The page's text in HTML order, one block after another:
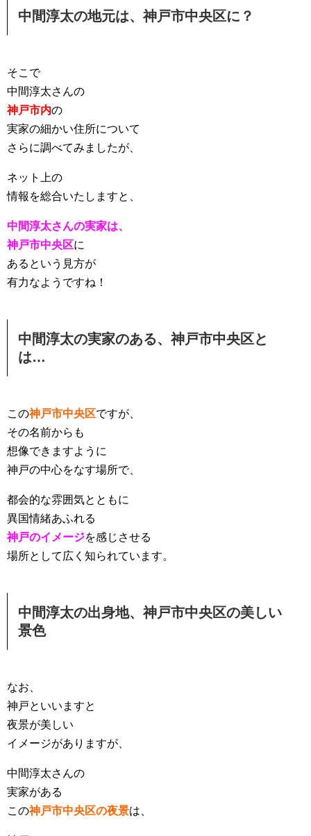
中間淳太の地元は、神戸市中央区に？
そこで
中間淳太さんの
神戸市内の
実家の細かい住所について
さらに調べてみましたが、
ネット上の
情報を総合いたしますと、
中間淳太さんの実家は、
神戸市中央区に
あるという見方が
有力なようですね！
中間淳太の実家のある、神戸市中央区と
は…
この神戸市中央区ですが、
その名前からも
想像できますように
神戸の中心をなす場所で、
都会的な雰囲気とともに
異国情緒あふれる
神戸のイメージを感じさせる
場所として広く知られています。
中間淳太の出身地、神戸市中央区の美しい
景色
なお、
神戸といいますと
夜景が美しい
イメージがありますが、
中間淳太さんの
実家がある
この神戸市中央区の夜景は、